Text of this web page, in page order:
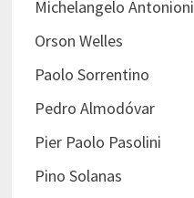
Michelangelo Antonioni
Orson Welles
Paolo Sorrentino
Pedro Almodóvar
Pier Paolo Pasolini
Pino Solanas